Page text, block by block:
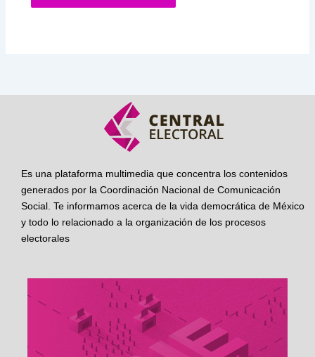
Es una plataforma multimedia que concentra los contenidos
generados por la Coordinación Nacional de Comunicación
Social. Te informamos acerca de la vida democrática de México
y todo lo relacionado a la organización de los procesos
electorales